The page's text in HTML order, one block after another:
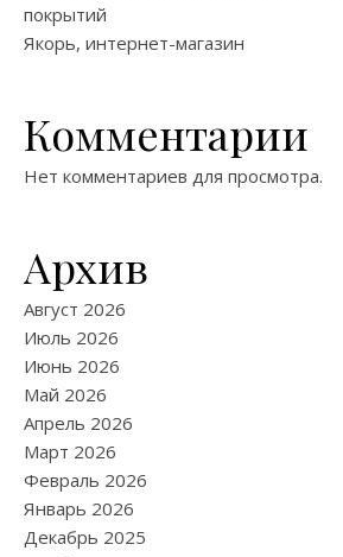
покрытий
Якорь, интернет-магазин
Комментарии
Нет комментариев для просмотра.
Архив
Август 2026
Июль 2026
Июнь 2026
Май 2026
Апрель 2026
Март 2026
Февраль 2026
Январь 2026
Декабрь 2025